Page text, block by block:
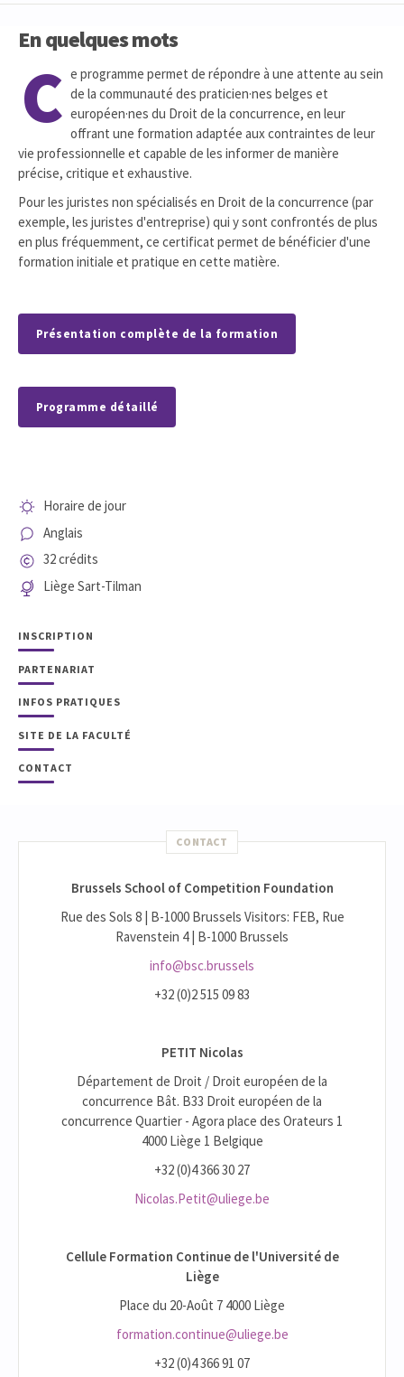
En quelques mots
C e programme permet de répondre à une attente au sein
de la communauté des praticien·nes belges et
européen·nes du Droit de la concurrence, en leur
offrant une formation adaptée aux contraintes de leur
vie professionnelle et capable de les informer de manière
précise, critique et exhaustive.
Pour les juristes non spécialisés en Droit de la concurrence (par
exemple, les juristes d'entreprise) qui y sont confrontés de plus
en plus fréquemment, ce certificat permet de bénéficier d'une
formation initiale et pratique en cette matière.
Présentation complète de la formation
Programme détaillé
Horaire de jour
Anglais
32 crédits
Liège Sart-Tilman
INSCRIPTION
PARTENARIAT
INFOS PRATIQUES
SITE DE LA FACULTÉ
CONTACT
CONTACT
Brussels School of Competition Foundation
Rue des Sols 8 | B-1000 Brussels Visitors: FEB, Rue
Ravenstein 4 | B-1000 Brussels
info@bsc.brussels
+32 (0)2 515 09 83
PETIT Nicolas
Département de Droit / Droit européen de la
concurrence Bât. B33 Droit européen de la
concurrence Quartier - Agora place des Orateurs 1
4000 Liège 1 Belgique
+32 (0)4 366 30 27
Nicolas.Petit@uliege.be
Cellule Formation Continue de l'Université de
Liège
Place du 20-Août 7 4000 Liège
formation.continue@uliege.be
+32 (0)4 366 91 07